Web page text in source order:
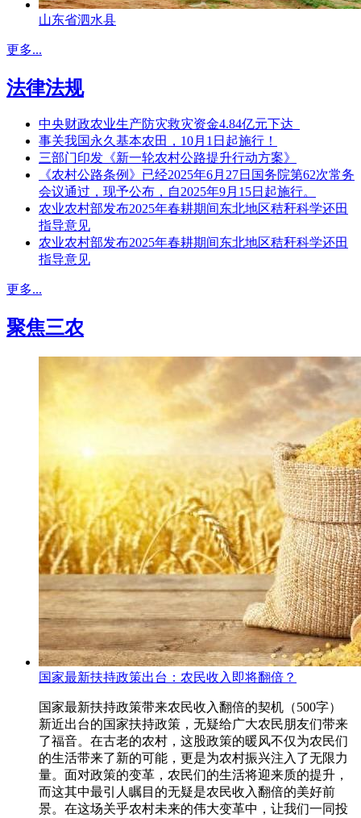
山东省泗水县
更多...
法律法规
中央财政农业生产防灾救灾资金4.84亿元下达
事关我国永久基本农田，10月1日起施行！
三部门印发《新一轮农村公路提升行动方案》
《农村公路条例》已经2025年6月27日国务院第62次常务
会议通过，现予公布，自2025年9月15日起施行。
农业农村部发布2025年春耕期间东北地区秸秆科学还田
指导意见
农业农村部发布2025年春耕期间东北地区秸秆科学还田
指导意见
更多...
聚焦三农
国家最新扶持政策出台：农民收入即将翻倍？
国家最新扶持政策带来农民收入翻倍的契机（500字）
新近出台的国家扶持政策，无疑给广大农民朋友们带来
了福音。在古老的农村，这股政策的暖风不仅为农民们
的生活带来了新的可能，更是为农村振兴注入了无限力
量。面对政策的变革，农民们的生活将迎来质的提升，
而这其中最引人瞩目的无疑是农民收入翻倍的美好前
景。在这场关乎农村未来的伟大变革中，让我们一同投